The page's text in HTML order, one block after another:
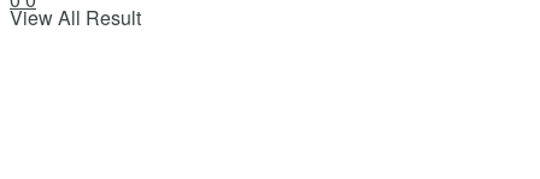
View All Result